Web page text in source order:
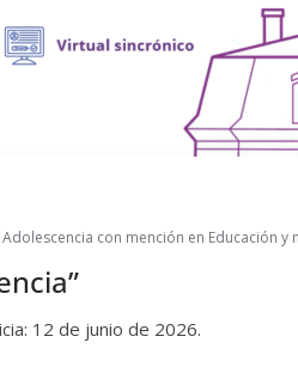
con mención en Educación
12 de junio de 2026.